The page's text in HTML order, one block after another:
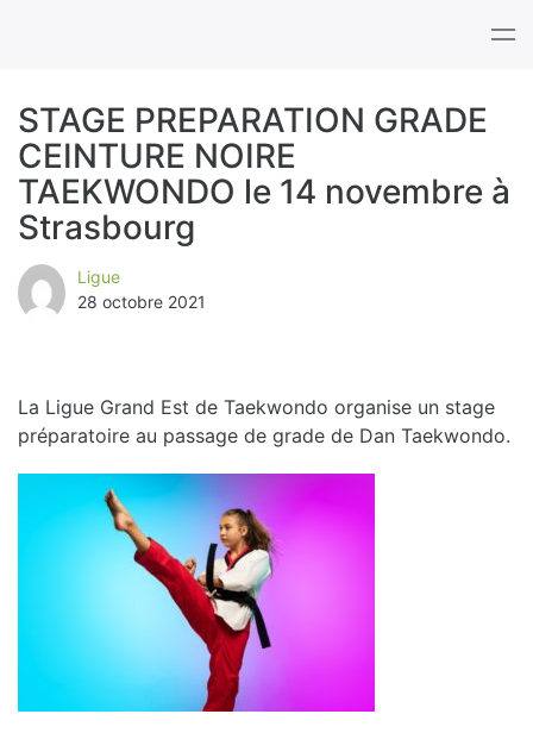
B
l
o
g
STAGE PREPARATION GRADE
CEINTURE NOIRE
TAEKWONDO le 14 novembre à
Strasbourg
Ligue
28 octobre 2021
La Ligue Grand Est de Taekwondo organise un stage
préparatoire au passage de grade de Dan Taekwondo.